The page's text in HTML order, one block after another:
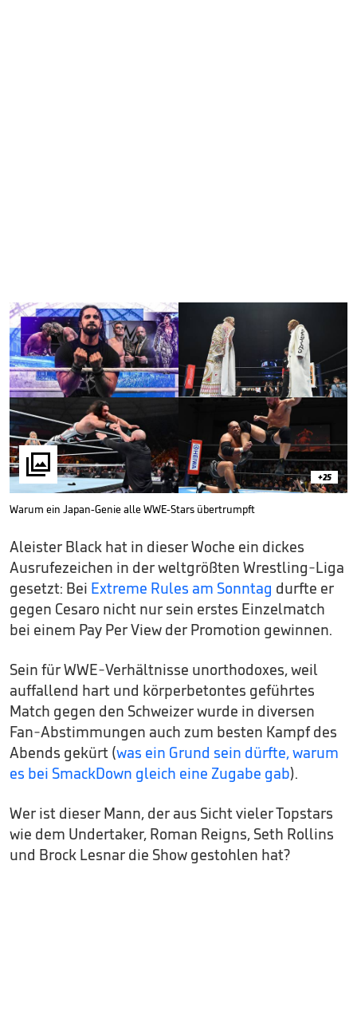
 +25
Warum ein Japan-Genie alle WWE-Stars übertrumpft
Aleister Black hat in dieser Woche ein dickes
Ausrufezeichen in der weltgrößten Wrestling-Liga
gesetzt: Bei Extreme Rules am Sonntag durfte er
gegen Cesaro nicht nur sein erstes Einzelmatch
bei einem Pay Per View der Promotion gewinnen.
Sein für WWE-Verhältnisse unorthodoxes, weil
auffallend hart und körperbetontes geführtes
Match gegen den Schweizer wurde in diversen
Fan-Abstimmungen auch zum besten Kampf des
Abends gekürt (was ein Grund sein dürfte, warum
es bei SmackDown gleich eine Zugabe gab).
Wer ist dieser Mann, der aus Sicht vieler Topstars
wie dem Undertaker, Roman Reigns, Seth Rollins
und Brock Lesnar die Show gestohlen hat?